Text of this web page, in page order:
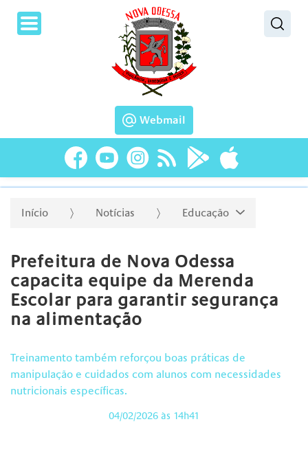
Webmail
Início Notícias Educação
Prefeitura de Nova Odessa
capacita equipe da Merenda
Escolar para garantir segurança
na alimentação
Treinamento também reforçou boas práticas de
manipulação e cuidados com alunos com necessidades
nutricionais específicas.
04/02/2026 às 14h41